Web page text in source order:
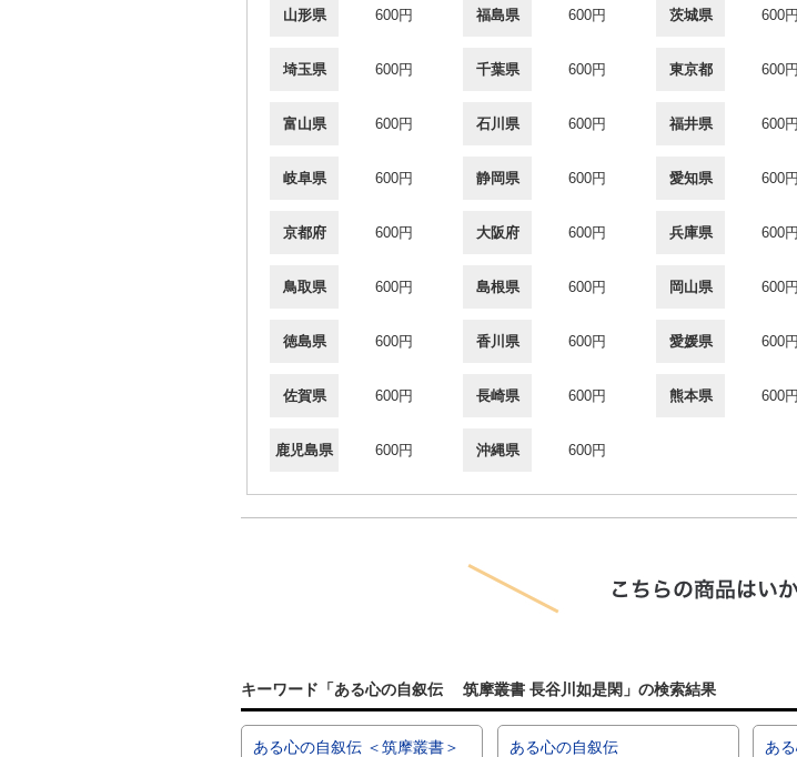
山形県 600円 福島県 600円 茨城県 600円
埼玉県 600円 千葉県 600円 東京都 600円
富山県 600円 石川県 600円 福井県 600円
岐阜県 600円 静岡県 600円 愛知県 600円
京都府 600円 大阪府 600円 兵庫県 600円
鳥取県 600円 島根県 600円 岡山県 600円
徳島県 600円 香川県 600円 愛媛県 600円
佐賀県 600円 長崎県 600円 熊本県 600円
鹿児島県 600円 沖縄県 600円
キーワード「ある心の自叙伝 筑摩叢書 長谷川如是閑」の検索結果
ある心の自叙伝 ＜筑摩叢書＞ ある心の自叙伝
あ